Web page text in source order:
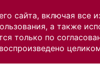
сайта, включая все
а также
только по